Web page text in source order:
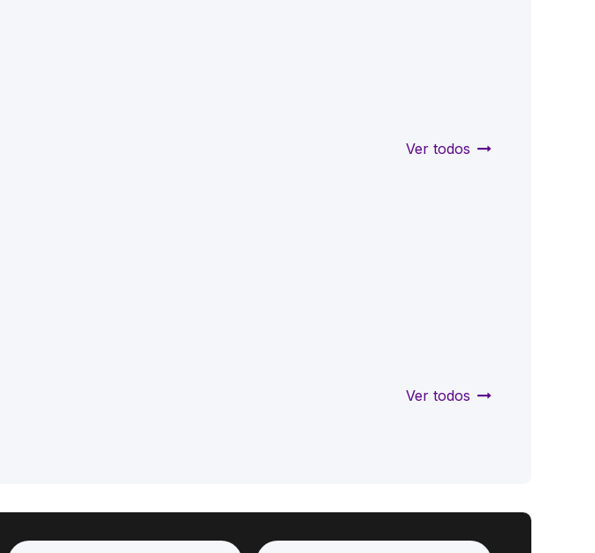
Ver todos
Ver todos